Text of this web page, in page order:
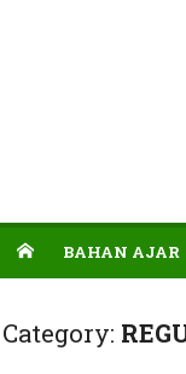
BAHAN AJAR
Category: